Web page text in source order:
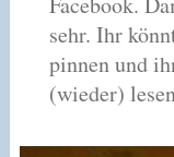
sehr. Ihr
pinnen und
(wieder)